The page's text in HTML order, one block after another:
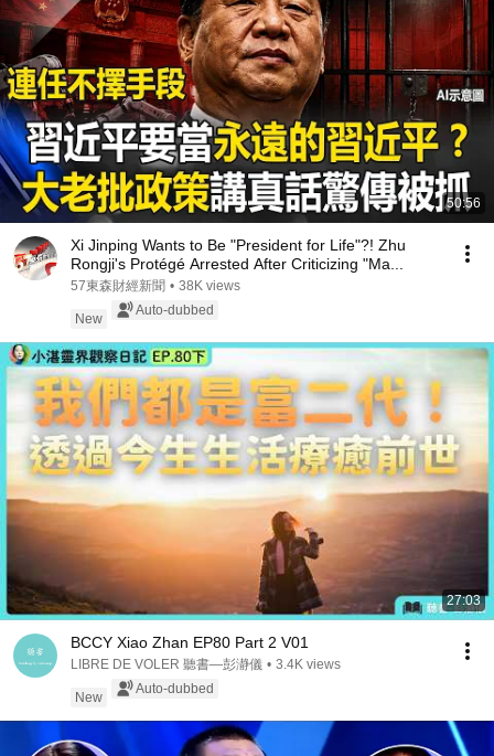
50:56
Xi Jinping Wants to Be "President for Life"?! Zhu
Rongji's Protégé Arrested After Criticizing "Ma...
57東森財經新聞 • 38K views
New
Auto-dubbed
27:03
BCCY Xiao Zhan EP80 Part 2 V01
LIBRE DE VOLER 聽書—彭瀞儀 • 3.4K views
New
Auto-dubbed